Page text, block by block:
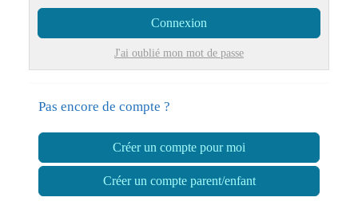
Connexion
J'ai oublié mon mot de passe
Pas encore de compte ?
Créer un compte pour moi
Créer un compte parent/enfant